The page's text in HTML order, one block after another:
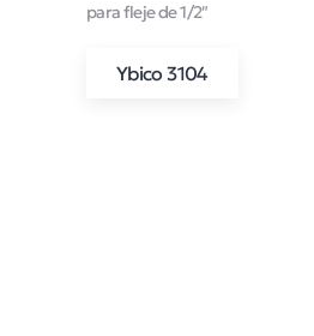
para fleje de 1/2″
Ybico 3104